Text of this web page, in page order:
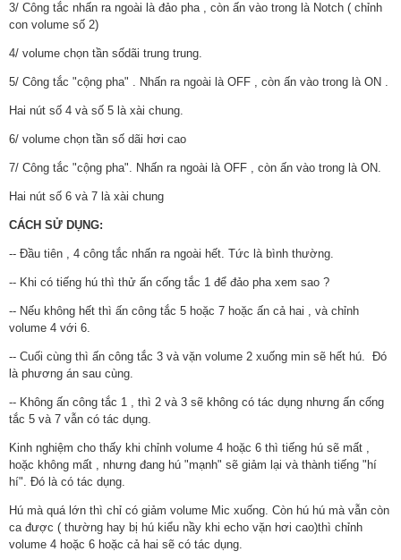
3/ Công tắc nhấn ra ngoài là đảo pha , còn ấn vào trong là Notch ( chỉnh
con volume số 2)
4/ volume chọn tần sốdãi trung trung.
5/ Công tắc "cộng pha" . Nhấn ra ngoài là OFF , còn ấn vào trong là ON .
Hai nút số 4 và số 5 là xài chung.
6/ volume chọn tần số dãi hơi cao
7/ Công tắc "cộng pha". Nhấn ra ngoài là OFF , còn ấn vào trong là ON.
Hai nút số 6 và 7 là xài chung
CÁCH SỬ DỤNG:
-- Đầu tiên , 4 công tắc nhấn ra ngoài hết. Tức là bình thường.
-- Khi có tiếng hú thì thử ấn cống tắc 1 để đảo pha xem sao ?
-- Nếu không hết thì ấn công tắc 5 hoặc 7 hoặc ấn cả hai , và chỉnh
volume 4 với 6.
-- Cuối cùng thì ấn công tắc 3 và vặn volume 2 xuống min sẽ hết hú. Đó
là phương án sau cùng.
-- Không ấn công tắc 1 , thì 2 và 3 sẽ không có tác dụng nhưng ấn cống
tắc 5 và 7 vẫn có tác dụng.
Kinh nghiệm cho thấy khi chỉnh volume 4 hoặc 6 thì tiếng hú sẽ mất ,
hoặc không mất , nhưng đang hú "mạnh" sẽ giảm lại và thành tiếng "hí
hí". Đó là có tác dụng.
Hú mà quá lớn thì chỉ có giảm volume Mic xuống. Còn hú hú mà vẫn còn
ca được ( thường hay bị hú kiểu nầy khi echo vặn hơi cao)thì chỉnh
volume 4 hoặc 6 hoặc cả hai sẽ có tác dụng.